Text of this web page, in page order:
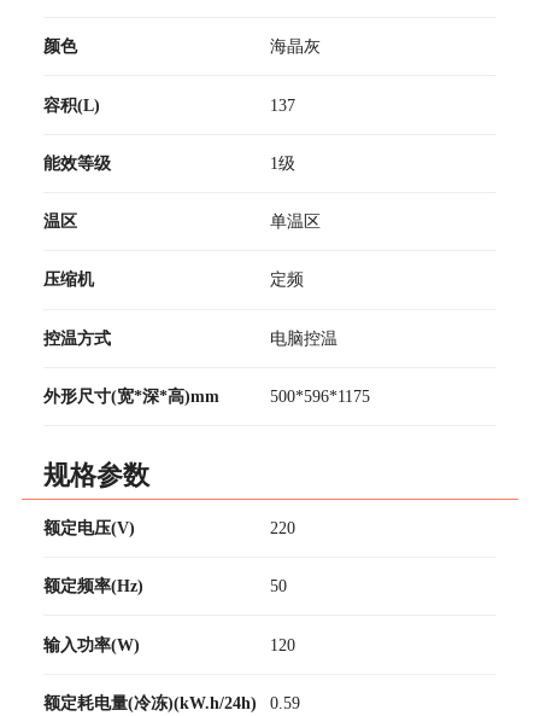
颜色 海晶灰
容积(L) 137
能效等级 1级
温区 单温区
压缩机 定频
控温方式 电脑控温
外形尺寸(宽*深*高)mm 500*596*1175
规格参数
额定电压(V) 220
额定频率(Hz) 50
输入功率(W) 120
额定耗电量(冷冻)(kW.h/24h) 0.59